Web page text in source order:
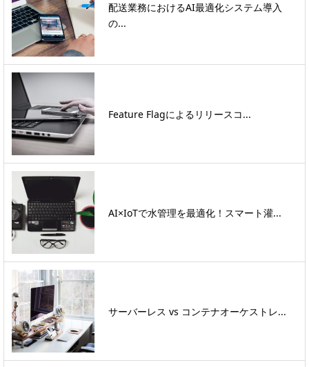
配送業務におけるAI最適化システム導入
の...
Feature Flagによるリリースコ...
AI×IoTで水管理を最適化！スマート灌...
サーバーレス vs コンテナオーケストレ...